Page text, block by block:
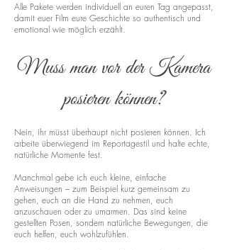
Alle Pakete werden individuell an euren Tag angepasst,
damit euer Film eure Geschichte so authentisch und
emotional wie möglich erzählt.
Muss man vor der Kamera
posieren können?
Nein, ihr müsst überhaupt nicht posieren können. Ich
arbeite überwiegend im Reportagestil und halte echte,
natürliche Momente fest.
Manchmal gebe ich euch kleine, einfache
Anweisungen – zum Beispiel kurz gemeinsam zu
gehen, euch an die Hand zu nehmen, euch
anzuschauen oder zu umarmen. Das sind keine
gestellten Posen, sondern natürliche Bewegungen, die
euch helfen, euch wohlzufühlen.